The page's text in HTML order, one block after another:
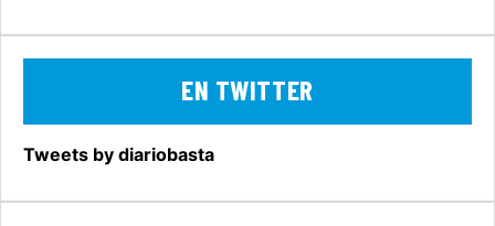
EN TWITTER
Tweets by diariobasta